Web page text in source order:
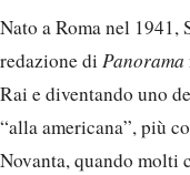
Nato a Roma nel 1941,
redazione di Panorama
Rai e diventando uno
“alla americana”, più
Novanta, quando molti